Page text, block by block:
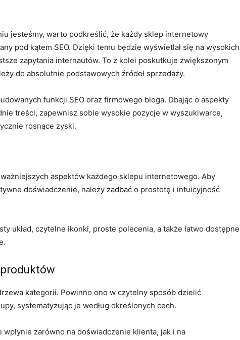
jesteśmy, warto podkreślić, że każdy sklep internetowy
pod kątem SEO. Dzięki temu będzie wyświetlał się na wysokich
zapytania internautów. To z kolei poskutkuje zwiększonym
do absolutnie podstawowych źródeł sprzedaży.
funkcji SEO oraz firmowego bloga. Dbając o aspekty
treści, zapewnisz sobie wysokie pozycje w wyszukiwarce,
rosnące zyski.
aspektów każdego sklepu internetowego. Aby
doświadczenie, należy zadbać o prostotę i intuicyjność
układ, czytelne ikonki, proste polecenia, a także łatwo dostępne
kategorii. Powinno ono w czytelny sposób dzielić
systematyzując je według określonych cech.
zarówno na doświadczenie klienta, jak i na